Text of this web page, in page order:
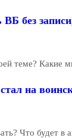
без
теме? Какие
на
Что будет в